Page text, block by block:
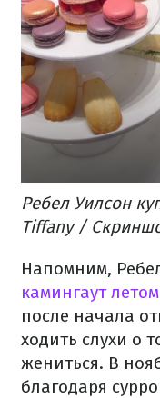
Ребел Уилсон
Tiffany /
Напомним,
камингаут
после начала
ходить слухи о
жениться. В
благодаря